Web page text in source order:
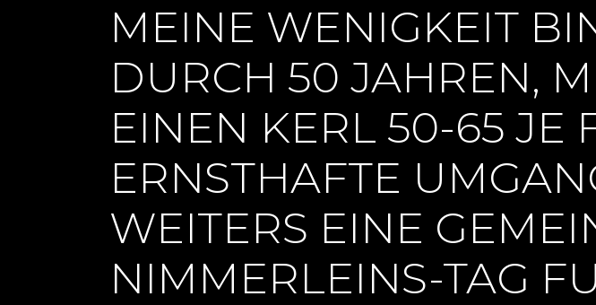
MEINE WENIGKEIT
DURCH 50 JAHREN,
EINEN KERL 50-65 JE
ERNSTHAFTE
WEITERS EINE
NIMMERLEINS-TAG